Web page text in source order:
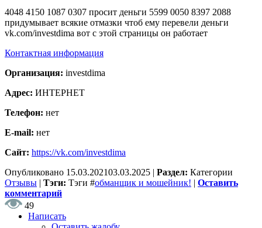
4048 4150 1087 0307 просит деньги 5599 0050 8397 2088
придумывает всякие отмазки чтоб ему перевели деньги
vk.com/investdima вот с этой страницы он работает
Контактная информация
Организация: investdima
Адрес: ИНТЕРНЕТ
Телефон: нет
E-mail: нет
Сайт: https://vk.com/investdima
Опубликовано 15.03.202103.03.2025 | Раздел: Категории
Отзывы | Тэги: Тэги #обманщик и мошейник! | Оставить
комментарий
49
Написать